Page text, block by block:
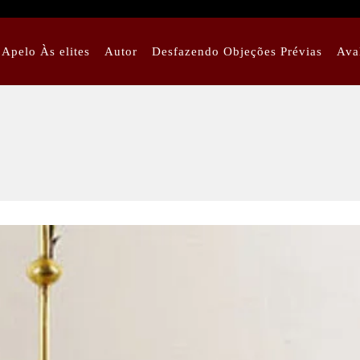
Apelo Às elites Autor Desfazendo Objeções Prévias